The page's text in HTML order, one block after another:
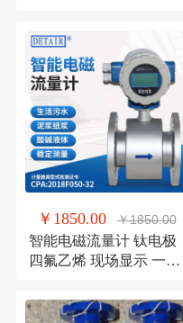
￥1850.00 ￥1850.00
智能电磁流量计 钛电极
四氟乙烯 现场显示 一体